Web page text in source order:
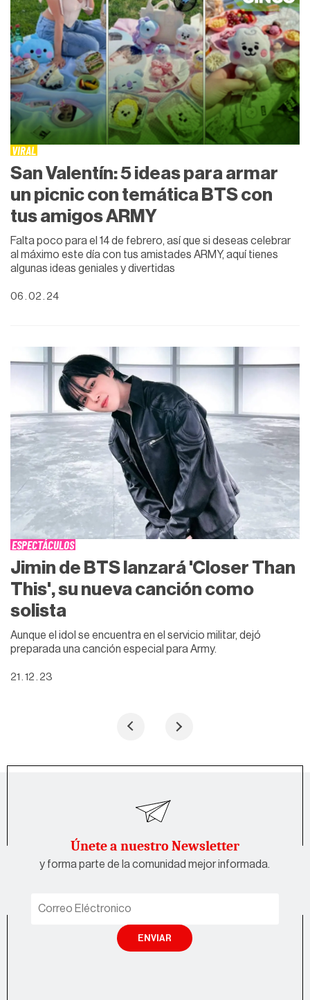
VIRAL
San Valentín: 5 ideas para armar
un picnic con temática BTS con
tus amigos ARMY
Falta poco para el 14 de febrero, así que si deseas celebrar
al máximo este día con tus amistades ARMY, aquí tienes
algunas ideas geniales y divertidas
06 . 02 . 24
ESPECTÁCULOS
Jimin de BTS lanzará 'Closer Than
This', su nueva canción como
solista
Aunque el idol se encuentra en el servicio militar, dejó
preparada una canción especial para Army.
21 . 12 . 23
Únete a nuestro Newsletter
y forma parte de la comunidad mejor informada.
ENVIAR